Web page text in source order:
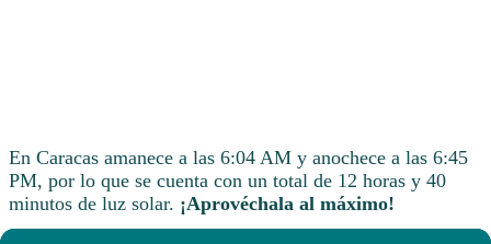
En Caracas amanece a las 6:04 AM y anochece a las 6:45
PM, por lo que se cuenta con un total de 12 horas y 40
minutos de luz solar. ¡Aprovéchala al máximo!